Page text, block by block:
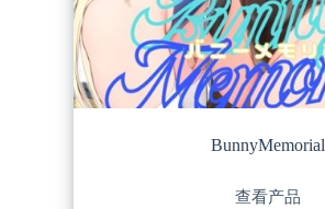
BunnyMemorial
查看产品